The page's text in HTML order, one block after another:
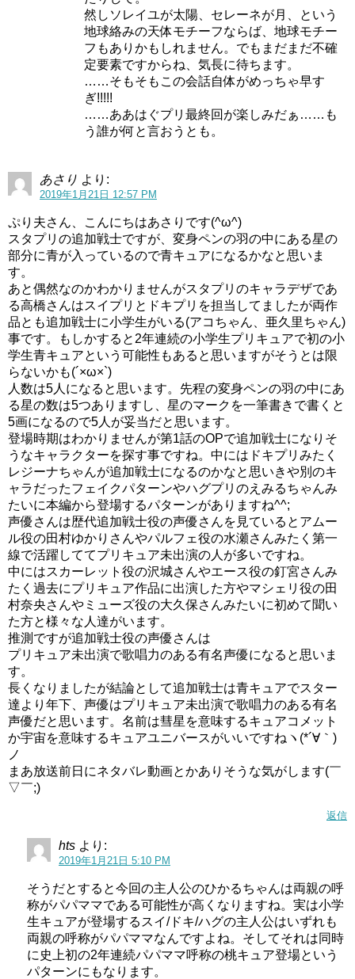
スタートゥインクルプリキュアの追加戦士の名前が明らか
になりました！その名もキュアコスモ！
上記動画の2:25～くらいから名乗りが入ります。青の時に
名乗っているというこは青キュアで間違いなそうですね
（＾＾
声優に関しては私の浅い声優知識ではわかりませんね(;´Д
｀)
「この人だ！」とわかる人がいればコメント欄で情報頂け
ると幸いです。
スタートゥインクルプリキュアの追加プリキュアはキュ
アコスモらしいですね!!#スタートゥインクルプリキュア
pic.twitter.com/z6k4ft7sgq
— @ikÆ (@fubukiatsuya222)2019年2月2日
Twitterに画像も上がってました。非常に可愛らしいです
が、語尾が「ニャン」…(;´∀｀)
青キュアらしからぬ、あぞとらしいさに期待ですね（笑
スポンサーリンク
然しソレイユが太陽、セレーネが月、という
地球絡みの天体モチーフならば、地球モチー
フもありかもしれません。でもまだまだ不確
定要素ですからね、気長に待ちます。
……そもそもこの会話自体がめっちゃ早す
ぎ!!!!!
……ああはぐプリ最終回が楽しみだぁ……も
う誰が何と言おうとも。
あさり より:
2019年1月21日 12:57 PM
ぷり夫さん、こんにちはあさりです(^ω^)
スタプリの追加戦士ですが、変身ペンの羽の中にある星の
部分に青が入っているので青キュアになるかなと思いま
す。
あと偶然なのかわかりませんがスタプリのキャラデザであ
る高橋さんはスイプリとドキプリを担当してましたが両作
品とも追加戦士に小学生がいる(アコちゃん、亜久里ちゃん)
事です。もしかすると2年連続の小学生プリキュアで初の小
学生青キュアという可能性もあると思いますがそうとは限
らないかも(´×ω×`)
人数は5人になると思います。先程の変身ペンの羽の中にあ
る星の数は5つありますし、星のマークを一筆書きで書くと
5画になるので5人が妥当だと思います。
登場時期はわかりませんが第1話のOPで追加戦士になりそ
うなキャラクターを探す事ですね。中にはドキプリみたく
レジーナちゃんが追加戦士になるのかなと思いきや別のキ
ャラだったフェイクパターンやハグプリのえみるちゃんみ
たいに本編から登場するパターンがありますね^^;
声優さんは歴代追加戦士役の声優さんを見ているとアムー
ル役の田村ゆかりさんやパルフェ役の水瀬さんみたく第一
線で活躍しててプリキュア未出演の人が多いですね。
中にはスカーレット役の沢城さんやエース役の釘宮さんみ
たく過去にプリキュア作品に出演した方やマシェリ役の田
村奈央さんやミューズ役の大久保さんみたいに初めて聞い
た方と様々な人達がいます。
推測ですが追加戦士役の声優さんは
プリキュア未出演で歌唱力のある有名声優になると思いま
す。
長くなりましたが結論として追加戦士は青キュアでスター
達より年下、声優はプリキュア未出演で歌唱力のある有名
声優だと思います。名前は彗星を意味するキュアコメット
か宇宙を意味するキュアユニバースがいいですねヽ(*´∀｀)
ノ
まあ放送前日にネタバレ動画とかありそうな気がします(￣
▽￣;)
返信
hts より:
2019年1月21日 5:10 PM
そうだとすると今回の主人公のひかるちゃんは両親の呼
称がパパママである可能性が高くなりますね。実は小学
生キュアが登場するスイ/ドキ/ハグの主人公はいずれも
両親の呼称がパパママなんですよね。そしてそれは同時
に史上初の2年連続パパママ呼称の桃キュア登場という
パターンにもなります。